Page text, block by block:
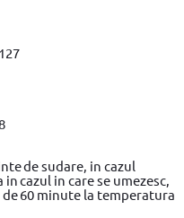
de sudare, in cazul
cazul in care se umezesc,
60 minute la temperatura